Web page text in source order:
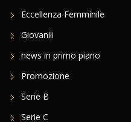
Eccellenza Femminile
Giovanili
news in primo piano
Promozione
Serie B
Serie C